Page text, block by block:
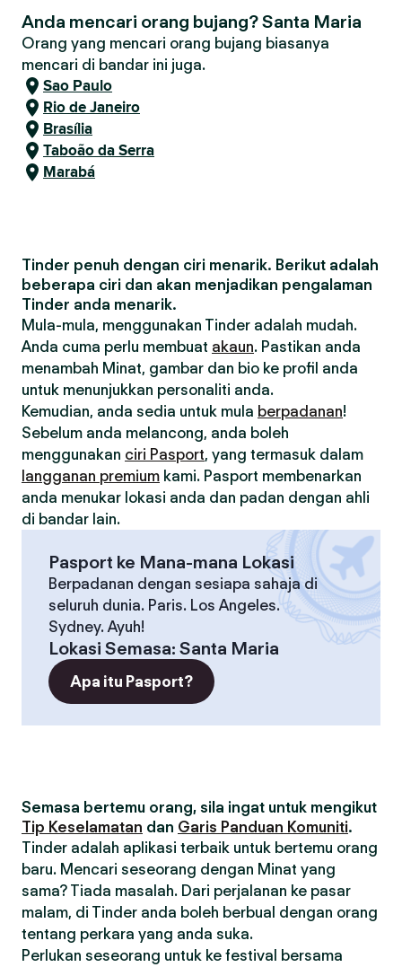
Anda mencari orang bujang? Santa Maria
Orang yang mencari orang bujang biasanya
mencari di bandar ini juga.
Sao Paulo
Rio de Janeiro
Brasília
Taboão da Serra
Marabá
Tinder penuh dengan ciri menarik. Berikut adalah
beberapa ciri dan akan menjadikan pengalaman
Tinder anda menarik.
Mula-mula, menggunakan Tinder adalah mudah.
Anda cuma perlu membuat akaun. Pastikan anda
menambah Minat, gambar dan bio ke profil anda
untuk menunjukkan personaliti anda.
Kemudian, anda sedia untuk mula berpadanan!
Sebelum anda melancong, anda boleh
menggunakan ciri Pasport, yang termasuk dalam
langganan premium kami. Pasport membenarkan
anda menukar lokasi anda dan padan dengan ahli
di bandar lain.
Pasport ke Mana-mana Lokasi
Berpadanan dengan sesiapa sahaja di
seluruh dunia. Paris. Los Angeles.
Sydney. Ayuh!
Lokasi Semasa: Santa Maria
Apa itu Pasport?
Semasa bertemu orang, sila ingat untuk mengikut
Tip Keselamatan dan Garis Panduan Komuniti.
Tinder adalah aplikasi terbaik untuk bertemu orang
baru. Mencari seseorang dengan Minat yang
sama? Tiada masalah. Dari perjalanan ke pasar
malam, di Tinder anda boleh berbual dengan orang
tentang perkara yang anda suka.
Perlukan seseorang untuk ke festival bersama